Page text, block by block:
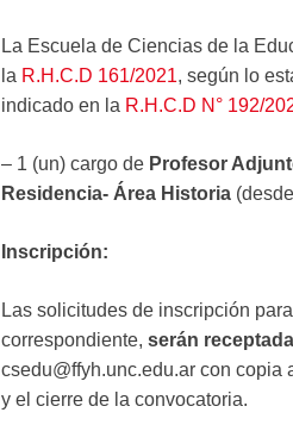
La Escuela de Ciencias de la
la R.H.C.D 161/2021, según lo
indicado en la R.H.C.D N° 192/
– 1 (un) cargo de Profesor
Residencia- Área Historia
Inscripción:
Las solicitudes de inscripción
correspondiente, serán
csedu@ffyh.unc.edu.ar con copia
y el cierre de la convocatoria.